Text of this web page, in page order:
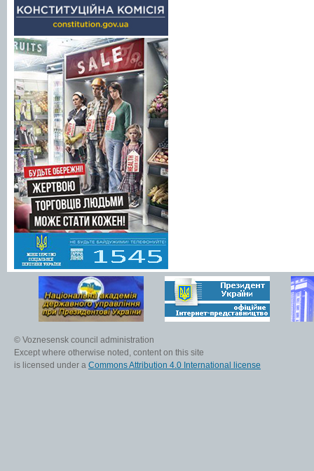
© Voznesensk council administration
Except where otherwise noted, content on this site
is licensed under a Commons Attribution 4.0 International license